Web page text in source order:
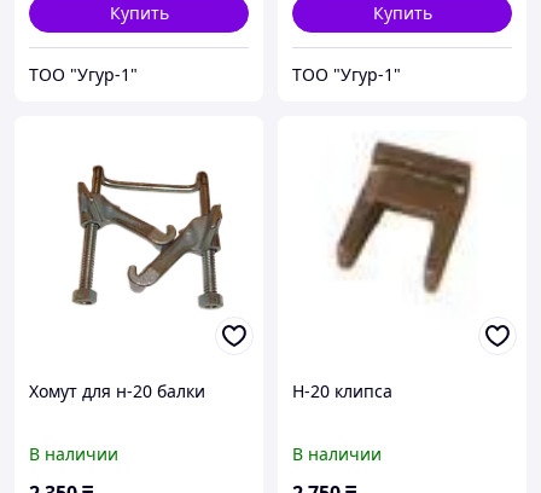
Купить
ТОО "Угур-1"
Купить
ТОО "Угур-1"
Хомут для н-20 балки
В наличии
Н-20 клипса
В наличии